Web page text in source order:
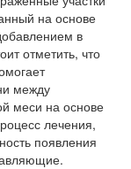
на основе
в
отметить, что
между
меси на основе
лечения,
появления